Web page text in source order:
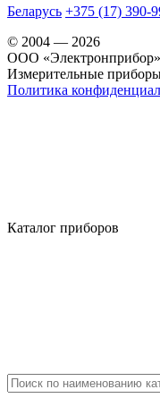
Беларусь +375 (17) 390-
© 2004 — 2026
OOO «Электронприбор»
Измерительные
Политика
Каталог приборов